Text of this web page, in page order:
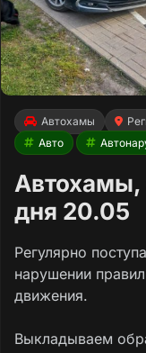
Автохамы
Авто
Автохамы,
дня 20.05
Регулярно
нарушении
движения.
Выкладываем